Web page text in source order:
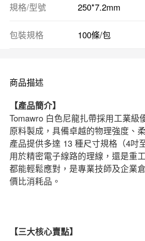
規格/型號 250*7.2mm
包裝規格 100條/包
商品描述
【產品簡介】
Tomawro 白色尼龍扎帶採用工業級
原料製成，具備卓越的物理強度、
產品提供多達 13 種尺寸規格（4吋
用於精密電子線路的理線，還是重
都能輕鬆應對，是專業技師及企業
價比消耗品。
【三大核心賣點】